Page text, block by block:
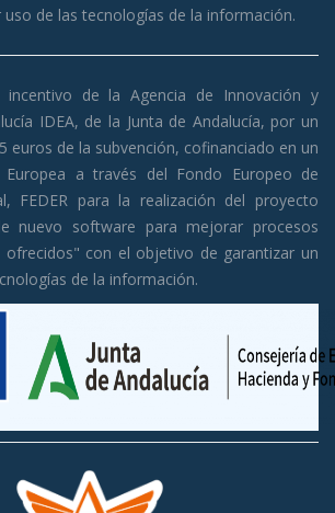
de las tecnologías de la información.
de la Agencia de Innovación y
IDEA, de la Junta de Andalucía, por un
euros de la subvención, cofinanciado en un
a través del Fondo Europeo de
FEDER para la realización del proyecto
nuevo software para mejorar procesos
ofrecidos" con el objetivo de garantizar un
de la información.